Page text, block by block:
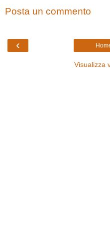
Posta un commento
‹
Visualizza